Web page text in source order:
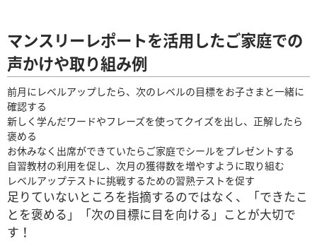
マンスリーレポートを活用したご家庭での
声かけや取り組み例
前月にレベルアップしたら、次のレベルの目標をお子さまと一緒に
確認する
新しく学んだワードやフレーズを使ってクイズを出し、正解したら
褒める
お休みなく出席ができていたらご家庭でシールをプレゼントする
自習教材の利用を促し、次月の獲得数を増やすように取り組む
レベルアップテストに挑戦するための習熟テストを促す
足りていないところを指摘するのではなく、「できたこ
とを褒める」「次の目標に目を向ける」ことが大切で
す！